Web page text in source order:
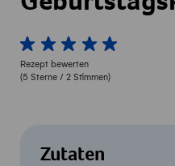
1 von 5 Sterne
2 von 5 Sterne
3 von 5 Sterne
4 von 5 Sterne
5 von 5 Sterne
Rezept bewerten
(5 Sterne / 2 Stimmen)
Zutaten